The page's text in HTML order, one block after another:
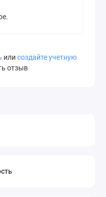
или создайте учетную
отзыв